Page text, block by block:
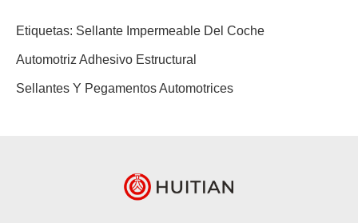
Etiquetas: Sellante Impermeable Del Coche
Automotriz Adhesivo Estructural
Sellantes Y Pegamentos Automotrices